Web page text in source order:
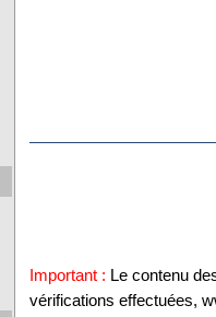
Important : Le contenu
vérifications effectuées,